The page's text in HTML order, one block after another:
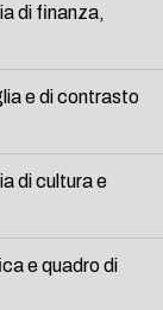
di finanza,
e di contrasto
di cultura e
e quadro di